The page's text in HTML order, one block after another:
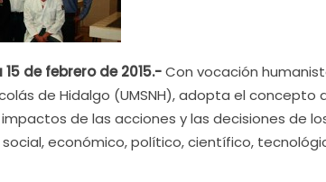
de febrero de 2015.-Con vocación
de Hidalgo (UMSNH), adopta el
impactos de las acciones y las decisiones de
económico, político, científico,